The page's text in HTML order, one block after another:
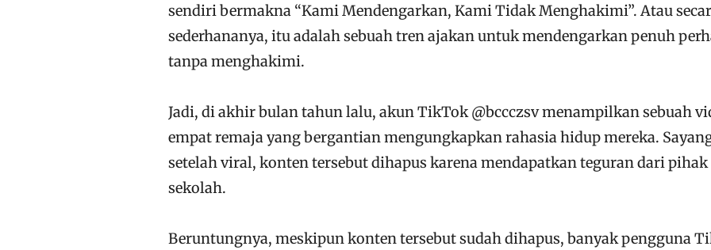
sendiri bermakna “Kami Mendengarkan, Kami Tidak Menghakimi”. Atau
sederhananya, itu adalah sebuah tren ajakan untuk mendengarkan penuh
tanpa menghakimi.
Jadi, di akhir bulan tahun lalu, akun TikTok @bccczsv menampilkan sebuah
empat remaja yang bergantian mengungkapkan rahasia hidup mereka.
setelah viral, konten tersebut dihapus karena mendapatkan teguran dari pihak
sekolah.
Beruntungnya, meskipun konten tersebut sudah dihapus, banyak pengguna